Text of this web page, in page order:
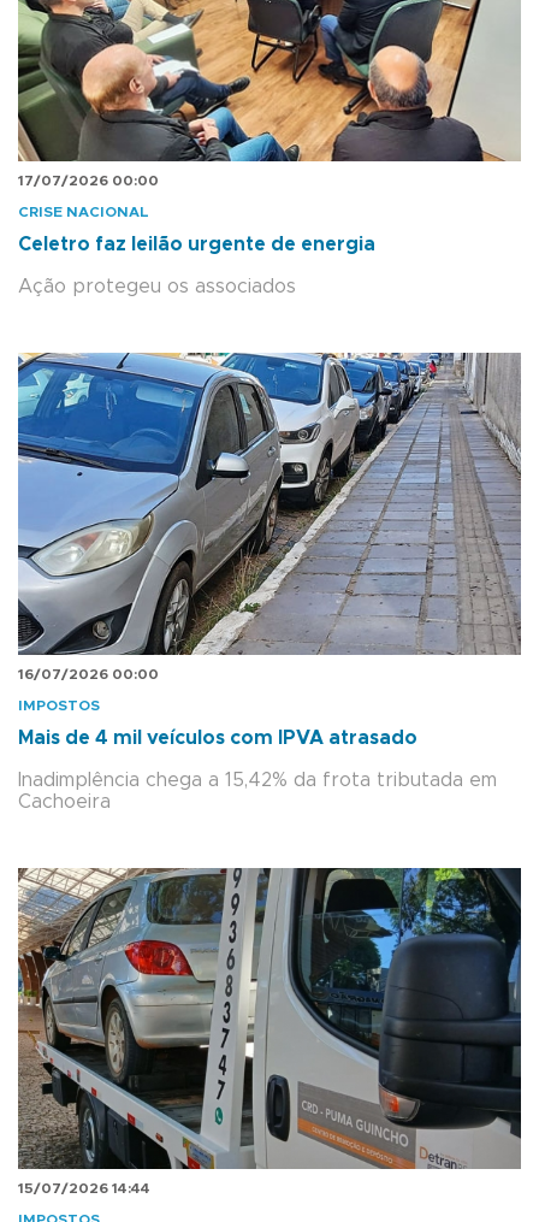
17/07/2026 00:00
CRISE NACIONAL
Celetro faz leilão urgente de energia
Ação protegeu os associados
16/07/2026 00:00
IMPOSTOS
Mais de 4 mil veículos com IPVA atrasado
Inadimplência chega a 15,42% da frota tributada em
Cachoeira
15/07/2026 14:44